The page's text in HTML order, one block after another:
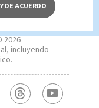
2026
incluyendo
DE ACUERDO